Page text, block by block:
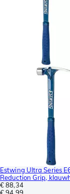
Estwing Ultra Series
Reduction Grip,
€ 88,34